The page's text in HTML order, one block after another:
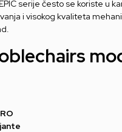
serije često se koriste u
i visokog kvaliteta